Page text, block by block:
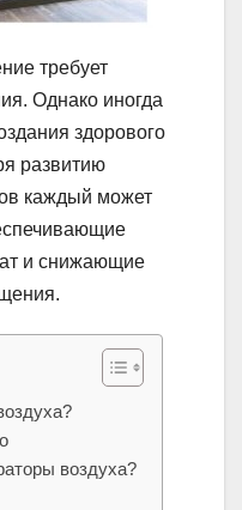
требует
Однако иногда
здорового
развитию
каждый может
и снижающие
воздуха?